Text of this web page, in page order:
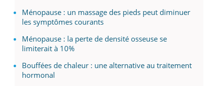
Ménopause : un massage des pieds peut diminuer
les symptômes courants
Ménopause : la perte de densité osseuse se
limiterait à 10%
Bouffées de chaleur : une alternative au traitement
hormonal